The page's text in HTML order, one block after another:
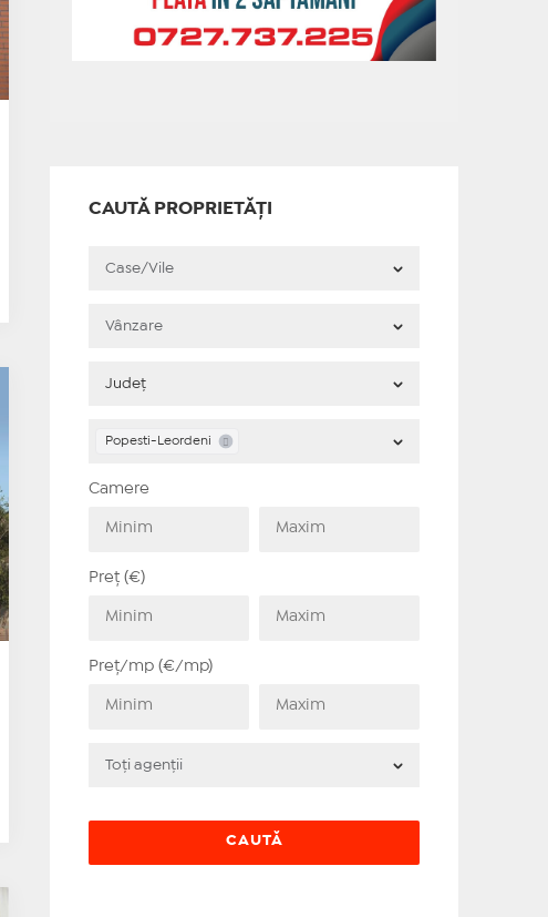
CAUTĂ PROPRIETĂȚI
Popesti-Leordeni
Camere
Preț (€)
Preț/mp (€/mp)